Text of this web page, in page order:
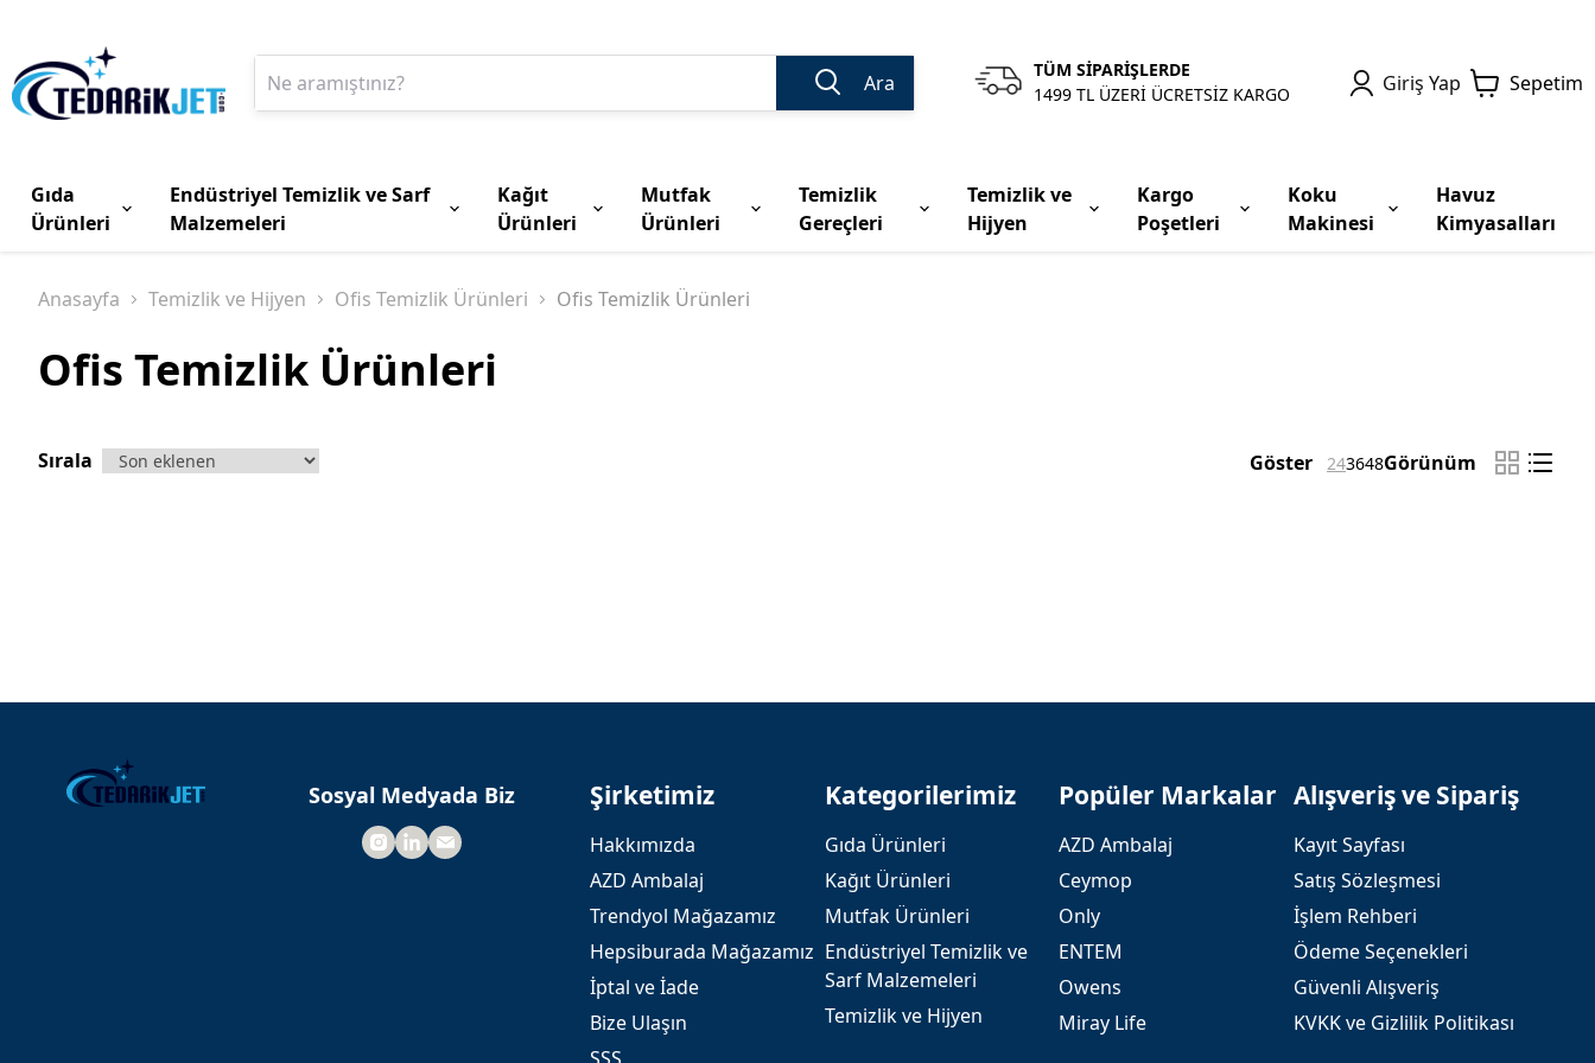
Ara
TÜM SİPARİŞLERDE
1499 TL ÜZERİ ÜCRETSİZ KARGO
Giriş Yap Sepetim
Gıda
Ürünleri
Endüstriyel Temizlik ve Sarf
Malzemeleri
Kağıt
Ürünleri
Mutfak
Ürünleri
Temizlik
Gereçleri
Temizlik ve
Hijyen
Kargo
Poşetleri
Koku
Makinesi
Havuz
Kimyasalları
Anasayfa Temizlik ve Hijyen Ofis Temizlik Ürünleri Ofis Temizlik Ürünleri
Ofis Temizlik Ürünleri
Sırala Göster 243648Görünüm
Sosyal Medyada Biz Şirketimiz
Hakkımızda
AZD Ambalaj
Trendyol Mağazamız
Hepsiburada Mağazamız
İptal ve İade
Bize Ulaşın
Kategorilerimiz
Gıda Ürünleri
Kağıt Ürünleri
Mutfak Ürünleri
Endüstriyel Temizlik ve
Sarf Malzemeleri
Temizlik ve Hijyen
Popüler Markalar
AZD Ambalaj
Ceymop
Only
ENTEM
Owens
Miray Life
Alışveriş ve Sipariş
Kayıt Sayfası
Satış Sözleşmesi
İşlem Rehberi
Ödeme Seçenekleri
Güvenli Alışveriş
KVKK ve Gizlilik Politikası